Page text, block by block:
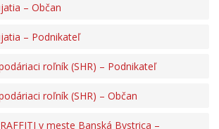
– Občan
– Podnikateľ
roľník (SHR) – Podnikateľ
roľník (SHR) – Občan
v meste Banská Bystrica –